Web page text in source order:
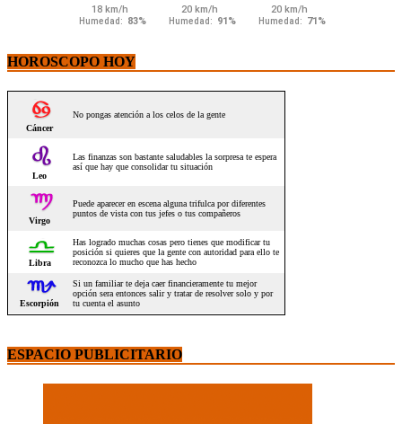
HOROSCOPO HOY
ESPACIO PUBLICITARIO